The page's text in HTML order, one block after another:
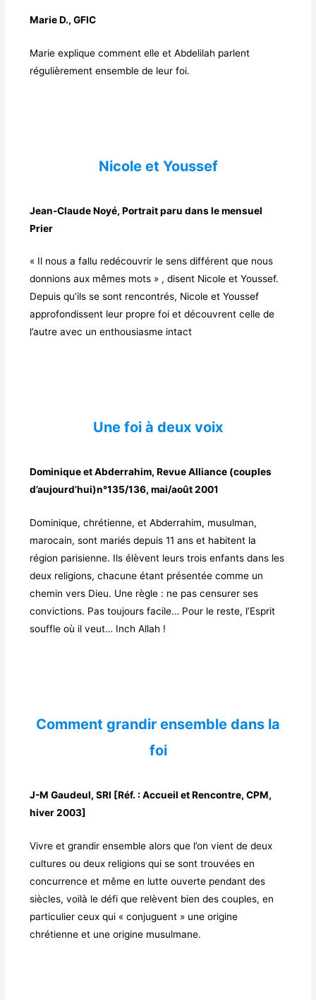
Marie D., GFIC
Marie explique comment elle et Abdelilah parlent
régulièrement ensemble de leur foi.
Nicole et Youssef
Jean-Claude Noyé, Portrait paru dans le mensuel
Prier
« Il nous a fallu redécouvrir le sens différent que nous
donnions aux mêmes mots » , disent Nicole et Youssef.
Depuis qu’ils se sont rencontrés, Nicole et Youssef
approfondissent leur propre foi et découvrent celle de
l’autre avec un enthousiasme intact
Une foi à deux voix
Dominique et Abderrahim, Revue Alliance (couples
d’aujourd’hui)n°135/136, mai/août 2001
Dominique, chrétienne, et Abderrahim, musulman,
marocain, sont mariés depuis 11 ans et habitent la
région parisienne. Ils élèvent leurs trois enfants dans les
deux religions, chacune étant présentée comme un
chemin vers Dieu. Une règle : ne pas censurer ses
convictions. Pas toujours facile… Pour le reste, l’Esprit
souffle où il veut… Inch Allah !
Comment grandir ensemble dans la
foi
J-M Gaudeul, SRI [Réf. : Accueil et Rencontre, CPM,
hiver 2003]
Vivre et grandir ensemble alors que l’on vient de deux
cultures ou deux religions qui se sont trouvées en
concurrence et même en lutte ouverte pendant des
siècles, voilà le défi que relèvent bien des couples, en
particulier ceux qui « conjuguent » une origine
chrétienne et une origine musulmane.